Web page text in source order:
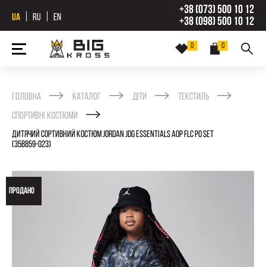
UA RU EN
+38 (073) 500 10 12
+38 (098) 500 10 12
0
0
Головна Каталог Діти
Текстиль
Спортивні костюми
ДИТЯЧИЙ СОРТИВНИЙ КОСТЮМ JORDAN JDG ESSENTIALS AOP FLC PO SET
(35B859-023)
ПРОДАНО